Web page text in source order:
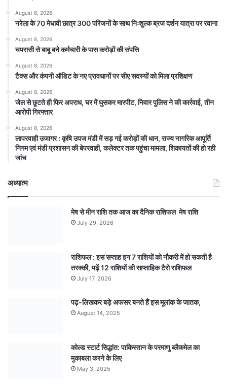
August 8, 2026
नरेला के 70 मेधावी छात्र 300 परिजनों के साथ निःशुल्क ब्रज दर्शन यात्रा पर रवाना
August 8, 2026
चपरासी से बाबू बने कर्मचारी के पास करोड़ों की संपत्ति
August 8, 2026
टैक्स और कंपनी ऑडिट के नए प्रावधानों पर सीए सदस्यों को मिला प्रशिक्षण
August 8, 2026
जेल से छूटते ही फिर अपराध, घर में घुसकर मारपीट, निवार पुलिस ने की कार्रवाई, तीन
आरोपी गिरफ्तार
August 8, 2026
लापरवाही उजागर : कृषि उपज मंडी में सड़ गई करोड़ों की धान, राज्य नागरिक आपूर्ति
निगम एवं मंडी प्रशासन की बेपरवाही, कलेक्टर तक पहुंचा मामला, शिकायतों की हो रही
जांच
अध्यात्म
मेष से मीन राशि तक आज का दैनिक राशिफल मेष राशि
July 29, 2026
राशिफल : इस सप्ताह इन 7 राशियों को नौकरी में हो सकती है
तरक्की, पढ़ें 12 राशियों की साप्ताहिक टैरो राशिफल
July 17, 2026
पढ़-लिखकर बड़े अफसर बनते हैं इस मूलांक के जातक,
August 14, 2025
कोल्ड स्टार्ट सिद्धांत: पाकिस्तान के परमाणु ब्लैकमेल का
मुकाबला करने के लिए
May 3, 2025